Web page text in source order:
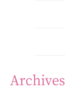
Archives